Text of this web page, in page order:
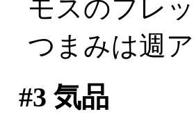
モスのフレ
つまみは週ア
#3 気品